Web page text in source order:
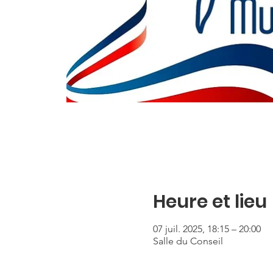
Heure et lieu
07 juil. 2025, 18:15 – 20:00
Salle du Conseil